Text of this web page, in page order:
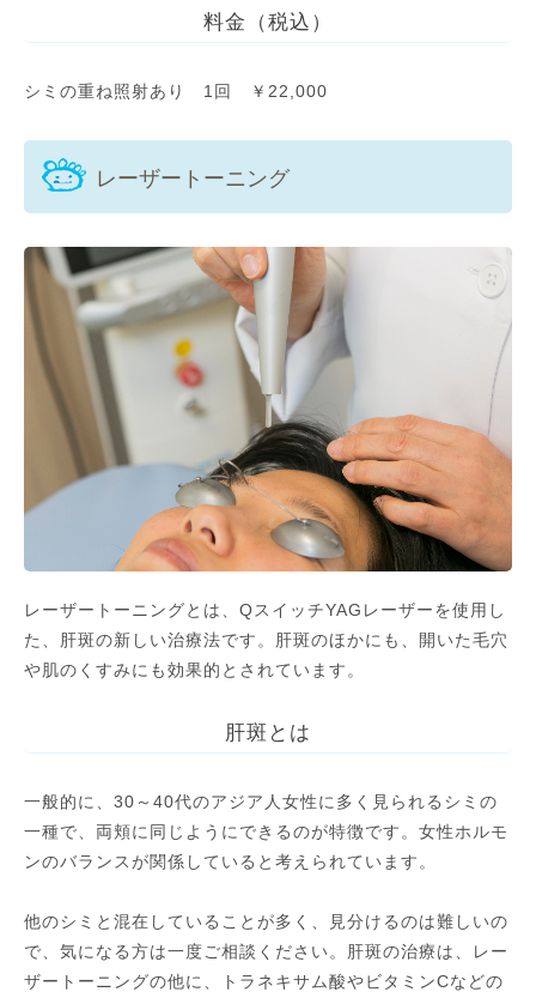
料金（税込）
シミの重ね照射あり 1回 ￥22,000
レーザートーニング
レーザートーニングとは、QスイッチYAGレーザーを使用し
た、肝斑の新しい治療法です。肝斑のほかにも、開いた毛穴
や肌のくすみにも効果的とされています。
肝斑とは
一般的に、30～40代のアジア人女性に多く見られるシミの
一種で、両頬に同じようにできるのが特徴です。女性ホルモ
ンのバランスが関係していると考えられています。
他のシミと混在していることが多く、見分けるのは難しいの
で、気になる方は一度ご相談ください。肝斑の治療は、レー
ザートーニングの他に、トラネキサム酸やビタミンCなどの